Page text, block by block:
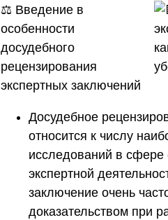
⚖️ Введение в
особенности
досудебного
рецензирования
экспертных заключений
Досудебное
относится к числу
исследований в сфере
экспертной
заключение очень
доказательством при